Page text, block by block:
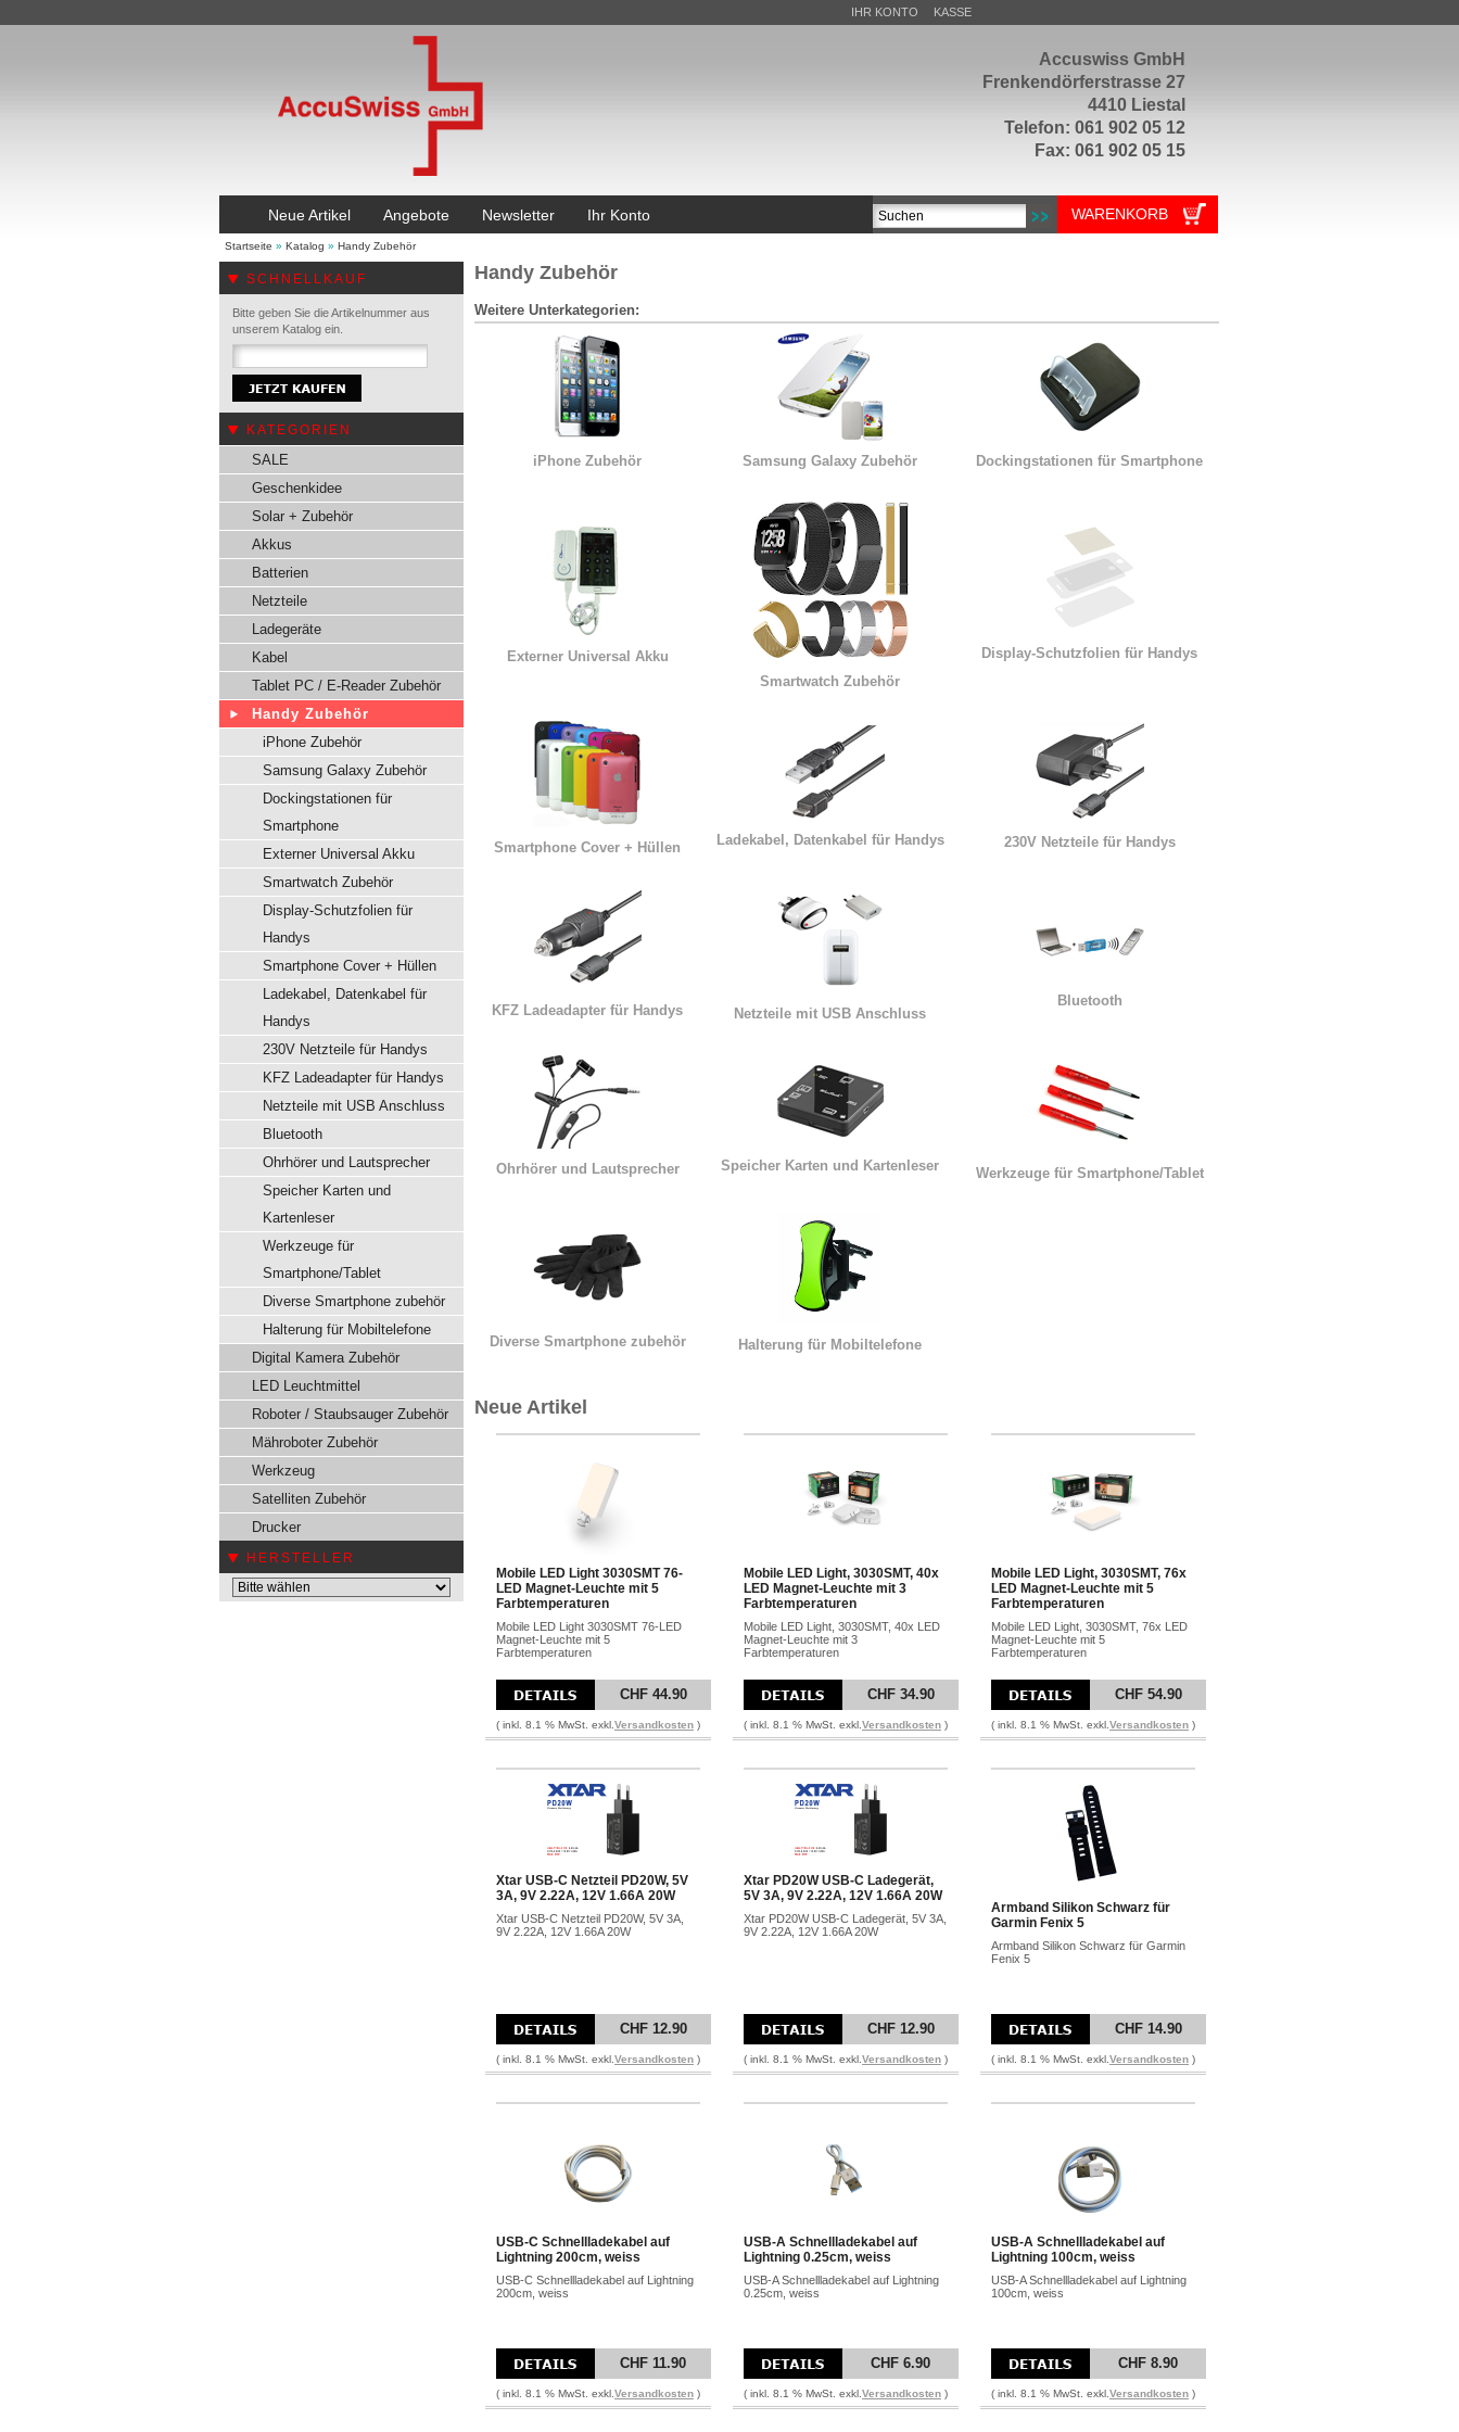
Accuswiss GmbH
Frenkendörferstrasse 27
4410 Liestal
Telefon: 061 902 05 12
Fax: 061 902 05 15
IHR KONTO KASSE
Neue Artikel Angebote Newsletter Ihr Konto WARENKORB
Startseite » Katalog » Handy Zubehör
SCHNELLKAUF
Bitte geben Sie die Artikelnummer aus
unserem Katalog ein.
KATEGORIEN
SALE
Geschenkidee
Solar + Zubehör
Akkus
Batterien
Netzteile
Ladegeräte
Kabel
Tablet PC / E-Reader Zubehör
Handy Zubehör
iPhone Zubehör
Samsung Galaxy Zubehör
Dockingstationen für
Smartphone
Externer Universal Akku
Smartwatch Zubehör
Display-Schutzfolien für
Handys
Smartphone Cover + Hüllen
Ladekabel, Datenkabel für
Handys
230V Netzteile für Handys
KFZ Ladeadapter für Handys
Netzteile mit USB Anschluss
Bluetooth
Ohrhörer und Lautsprecher
Speicher Karten und
Kartenleser
Werkzeuge für
Smartphone/Tablet
Diverse Smartphone zubehör
Halterung für Mobiltelefone
Digital Kamera Zubehör
LED Leuchtmittel
Roboter / Staubsauger Zubehör
Mähroboter Zubehör
Werkzeug
Satelliten Zubehör
Drucker
HERSTELLER
Handy Zubehör
Weitere Unterkategorien:
iPhone Zubehör Samsung Galaxy Zubehör Dockingstationen für Smartphone
Externer Universal Akku
Smartwatch Zubehör
Display-Schutzfolien für Handys
Smartphone Cover + Hüllen Ladekabel, Datenkabel für Handys 230V Netzteile für Handys
KFZ Ladeadapter für Handys Netzteile mit USB Anschluss
Bluetooth
Ohrhörer und Lautsprecher Speicher Karten und Kartenleser Werkzeuge für Smartphone/Tablet
Diverse Smartphone zubehör Halterung für Mobiltelefone
Neue Artikel
Mobile LED Light 3030SMT 76-
LED Magnet-Leuchte mit 5
Farbtemperaturen
Mobile LED Light 3030SMT 76-LED
Magnet-Leuchte mit 5
Farbtemperaturen
CHF 44.90
( inkl. 8.1 % MwSt. exkl. Versandkosten )
Mobile LED Light, 3030SMT, 40x
LED Magnet-Leuchte mit 3
Farbtemperaturen
Mobile LED Light, 3030SMT, 40x LED
Magnet-Leuchte mit 3
Farbtemperaturen
CHF 34.90
( inkl. 8.1 % MwSt. exkl. Versandkosten )
Mobile LED Light, 3030SMT, 76x
LED Magnet-Leuchte mit 5
Farbtemperaturen
Mobile LED Light, 3030SMT, 76x LED
Magnet-Leuchte mit 5
Farbtemperaturen
CHF 54.90
( inkl. 8.1 % MwSt. exkl. Versandkosten )
Xtar USB-C Netzteil PD20W, 5V
3A, 9V 2.22A, 12V 1.66A 20W
Xtar USB-C Netzteil PD20W, 5V 3A,
9V 2.22A, 12V 1.66A 20W
CHF 12.90
( inkl. 8.1 % MwSt. exkl. Versandkosten )
Xtar PD20W USB-C Ladegerät,
5V 3A, 9V 2.22A, 12V 1.66A 20W
Xtar PD20W USB-C Ladegerät, 5V 3A,
9V 2.22A, 12V 1.66A 20W
CHF 12.90
( inkl. 8.1 % MwSt. exkl. Versandkosten )
Armband Silikon Schwarz für
Garmin Fenix 5
Armband Silikon Schwarz für Garmin
Fenix 5
CHF 14.90
( inkl. 8.1 % MwSt. exkl. Versandkosten )
USB-C Schnellladekabel auf
Lightning 200cm, weiss
USB-C Schnellladekabel auf Lightning
200cm, weiss
CHF 11.90
( inkl. 8.1 % MwSt. exkl. Versandkosten )
USB-A Schnellladekabel auf
Lightning 0.25cm, weiss
USB-A Schnellladekabel auf Lightning
0.25cm, weiss
CHF 6.90
( inkl. 8.1 % MwSt. exkl. Versandkosten )
USB-A Schnellladekabel auf
Lightning 100cm, weiss
USB-A Schnellladekabel auf Lightning
100cm, weiss
CHF 8.90
( inkl. 8.1 % MwSt. exkl. Versandkosten )